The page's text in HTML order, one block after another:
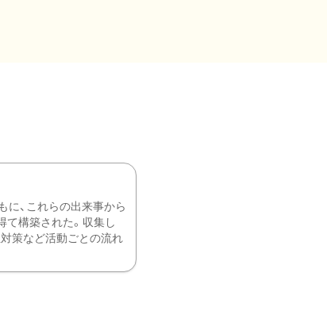
に、これらの出来事から
て構築された。収集し
策など活動ごとの流れ